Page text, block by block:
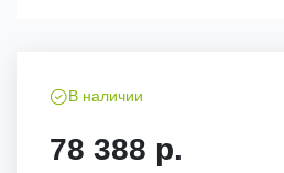
В наличии
78 388 р.